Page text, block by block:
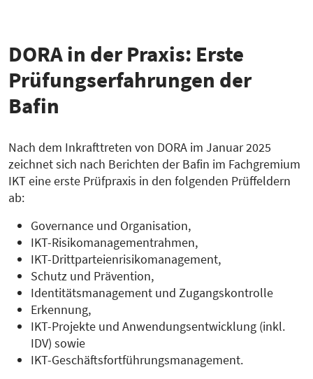
DORA in der Praxis: Erste
Prüfungserfahrungen der
Bafin
Nach dem Inkrafttreten von DORA im Januar 2025
zeichnet sich nach Berichten der Bafin im Fachgremium
IKT eine erste Prüfpraxis in den folgenden Prüffeldern
ab:
Governance und Organisation,
IKT-Risikomanagementrahmen,
IKT-Drittparteienrisikomanagement,
Schutz und Prävention,
Identitätsmanagement und Zugangskontrolle
Erkennung,
IKT-Projekte und Anwendungsentwicklung (inkl.
IDV) sowie
IKT-Geschäftsfortführungsmanagement.